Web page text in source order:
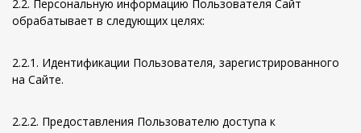
2.2. Персональную информацию Пользователя Сайт
обрабатывает в следующих целях:
2.2.1. Идентификации Пользователя, зарегистрированного
на Сайте.
2.2.2. Предоставления Пользователю доступа к